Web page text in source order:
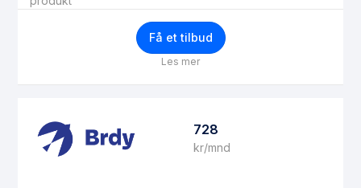
Få et tilbud
Les mer
728
kr/mnd